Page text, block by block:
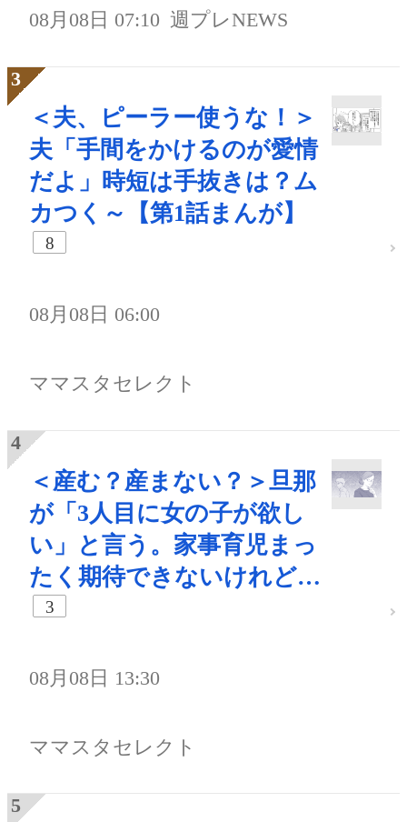
08月08日 07:10 週プレNEWS
＜夫、ピーラー使うな！＞
夫「手間をかけるのが愛情
だよ」時短は手抜きは？ム
カつく～【第1話まんが】
8
08月08日 06:00
ママスタセレクト
＜産む？産まない？＞旦那
が「3人目に女の子が欲し
い」と言う。家事育児まっ
たく期待できないけれど…
3
08月08日 13:30
ママスタセレクト